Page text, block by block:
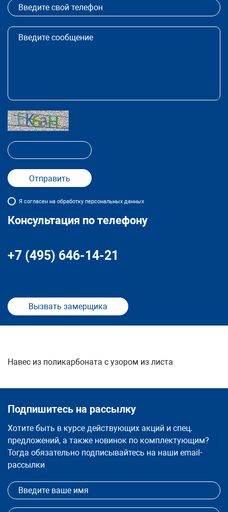
Я согласен на обработку персональных данных
Консультация по телефону
+7 (495) 646-14-21
Вызвать замерщика
Навес из поликарбоната с узором из листа
Подпишитесь на рассылку
Хотите быть в курсе действующих акций и спец.
предложений, а также новинок по комплектующим?
Тогда обязательно подписывайтесь на наши email-
рассылки